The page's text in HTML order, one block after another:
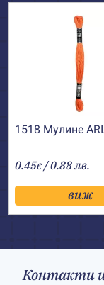
1518 Мулине
0.45€ / 0.88 лв.
виж
Контакти